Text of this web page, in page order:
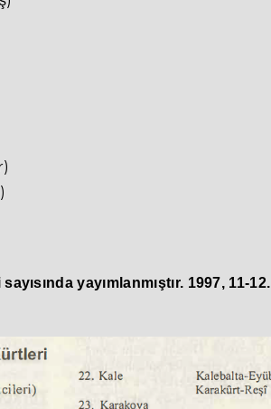
yayımlanmıştır. 1997, 11-12.